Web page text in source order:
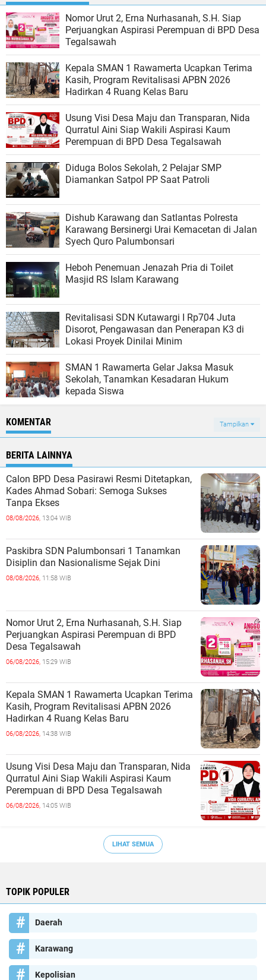
Nomor Urut 2, Erna Nurhasanah, S.H. Siap
Perjuangkan Aspirasi Perempuan di BPD Desa
Tegalsawah
Kepala SMAN 1 Rawamerta Ucapkan Terima
Kasih, Program Revitalisasi APBN 2026
Hadirkan 4 Ruang Kelas Baru
Usung Visi Desa Maju dan Transparan, Nida
Qurratul Aini Siap Wakili Aspirasi Kaum
Perempuan di BPD Desa Tegalsawah
Diduga Bolos Sekolah, 2 Pelajar SMP
Diamankan Satpol PP Saat Patroli
Dishub Karawang dan Satlantas Polresta
Karawang Bersinergi Urai Kemacetan di Jalan
Syech Quro Palumbonsari
Heboh Penemuan Jenazah Pria di Toilet
Masjid RS Islam Karawang
Revitalisasi SDN Kutawargi I Rp704 Juta
Disorot, Pengawasan dan Penerapan K3 di
Lokasi Proyek Dinilai Minim
SMAN 1 Rawamerta Gelar Jaksa Masuk
Sekolah, Tanamkan Kesadaran Hukum
kepada Siswa
KOMENTAR Tampilkan
BERITA LAINNYA
Calon BPD Desa Pasirawi Resmi Ditetapkan,
Kades Ahmad Sobari: Semoga Sukses
Tanpa Ekses
08/08/2026, 13:04 WIB
Paskibra SDN Palumbonsari 1 Tanamkan
Disiplin dan Nasionalisme Sejak Dini
08/08/2026, 11:58 WIB
Nomor Urut 2, Erna Nurhasanah, S.H. Siap
Perjuangkan Aspirasi Perempuan di BPD
Desa Tegalsawah
06/08/2026, 15:29 WIB
Kepala SMAN 1 Rawamerta Ucapkan Terima
Kasih, Program Revitalisasi APBN 2026
Hadirkan 4 Ruang Kelas Baru
06/08/2026, 14:38 WIB
Usung Visi Desa Maju dan Transparan, Nida
Qurratul Aini Siap Wakili Aspirasi Kaum
Perempuan di BPD Desa Tegalsawah
06/08/2026, 14:05 WIB
LIHAT SEMUA
TOPIK POPULER
Daerah
Karawang
Kepolisian